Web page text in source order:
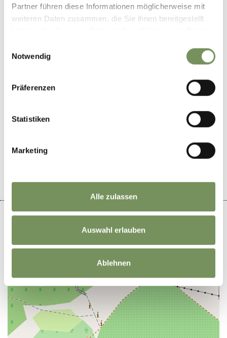
Partner führen diese Informationen möglicherweise mit
weiteren Daten zusammen, die Sie ihnen bereitgestellt
Notwendig
Präferenzen
Statistiken
Marketing
Alle zulassen
Auswahl erlauben
Ablehnen
info@partschins.com
www.happichl.it
Empfohlener Zeitraum
JA NEIN